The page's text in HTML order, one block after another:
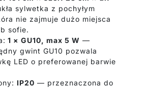
sylwetka z pochyłym
nie zajmuje dużo miejsca
sofie.
1 × GU10, max 5 W —
gwint GU10 pozwala
LED o preferowanej barwie
IP20 — przeznaczona do